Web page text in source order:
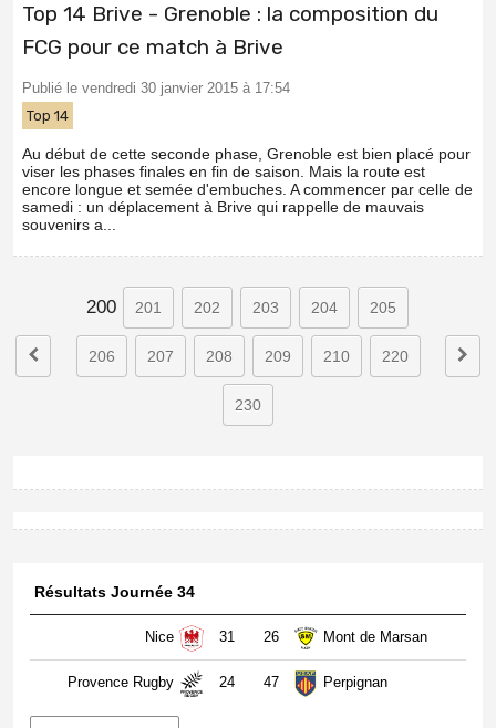
Top 14 Brive - Grenoble : la composition du
FCG pour ce match à Brive
Publié le vendredi 30 janvier 2015 à 17:54
Top 14
Au début de cette seconde phase, Grenoble est bien placé pour
viser les phases finales en fin de saison. Mais la route est
encore longue et semée d'embuches. A commencer par celle de
samedi : un déplacement à Brive qui rappelle de mauvais
souvenirs a...
200 201 202 203 204 205
206 207 208 209 210 220
230
Résultats Journée 34
Nice 31 26 Mont de Marsan
Provence Rugby 24 47 Perpignan